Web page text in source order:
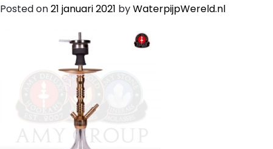
Posted on21 januari 2021 byWaterpijpWereld.nl